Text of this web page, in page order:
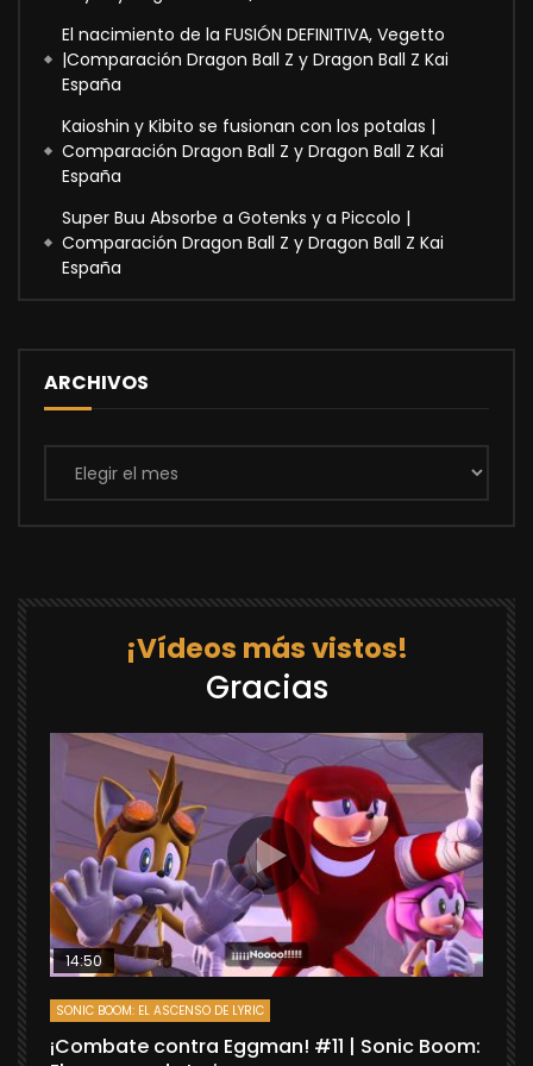
El nacimiento de la FUSIÓN DEFINITIVA, Vegetto
|Comparación Dragon Ball Z y Dragon Ball Z Kai
España
Kaioshin y Kibito se fusionan con los potalas |
Comparación Dragon Ball Z y Dragon Ball Z Kai
España
Super Buu Absorbe a Gotenks y a Piccolo |
Comparación Dragon Ball Z y Dragon Ball Z Kai
España
ARCHIVOS
Archivos
¡Vídeos más vistos!
Gracias
14:50
SONIC BOOM: EL ASCENSO DE LYRIC
¡Combate contra Eggman! #11 | Sonic Boom: